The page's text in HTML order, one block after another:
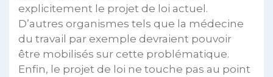
explicitement le projet de loi actuel.
D’autres organismes tels que la médecine
du travail par exemple devraient pouvoir
être mobilisés sur cette problématique.
Enfin, le projet de loi ne touche pas au point